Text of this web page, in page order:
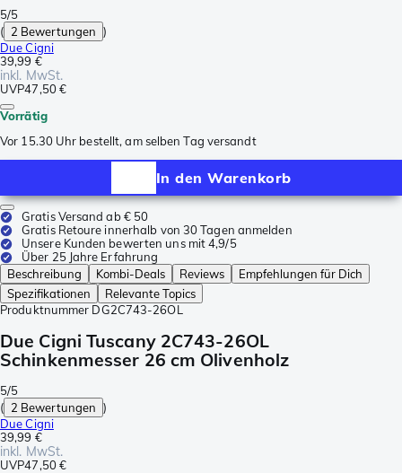
5/5
( 2 Bewertungen )
Due Cigni
39,99 €
inkl. MwSt.
UVP47,50 €
Vorrätig
Vor 15.30 Uhr bestellt, am selben Tag versandt
In den Warenkorb
Gratis Versand ab € 50
Gratis Retoure innerhalb von 30 Tagen anmelden
Unsere Kunden bewerten uns mit 4,9/5
Über 25 Jahre Erfahrung
Beschreibung
Kombi-Deals Reviews
Empfehlungen für Dich
Spezifikationen
Relevante Topics
Produktnummer DG2C743-26OL
Due Cigni Tuscany 2C743-26OL
Schinkenmesser 26 cm Olivenholz
5/5
( 2 Bewertungen )
Due Cigni
39,99 €
inkl. MwSt.
UVP47,50 €